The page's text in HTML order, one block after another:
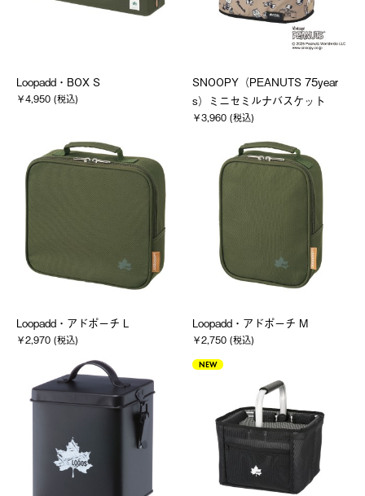
Loopadd・BOX S
￥4,950 (税込)
SNOOPY（PEANUTS 75year
s）ミニセミルナバスケット
￥3,960 (税込)
Loopadd・アドポーチ L
￥2,970 (税込)
Loopadd・アドポーチ M
￥2,750 (税込)
NEW